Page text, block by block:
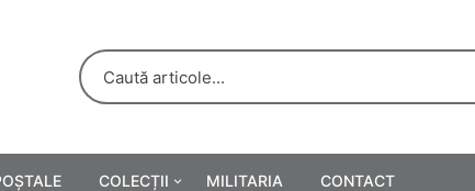
COLECȚII MILITARIA CONTACT